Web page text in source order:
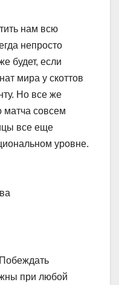
нам всю
непросто
будет, если
мира у скоттов
Но все же
матча совсем
все еще
уровне.
при любой